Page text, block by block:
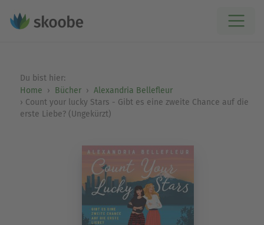
Du bist hier:
Home
Bücher
Alexandria Bellefleur
Count your lucky Stars - Gibt es eine zweite Chance auf die
erste Liebe? (Ungekürzt)